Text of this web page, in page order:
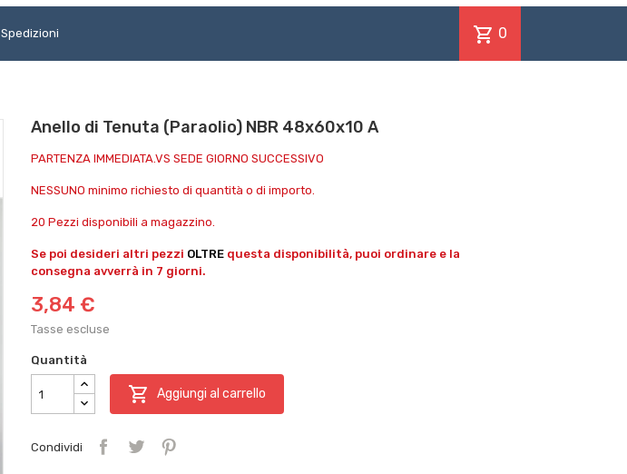
Spedizioni shopping_cart 0
Anello di Tenuta (Paraolio) NBR 48x60x10 A
PARTENZA IMMEDIATA.VS SEDE GIORNO SUCCESSIVO
NESSUNO minimo richiesto di quantità o di importo.
20 Pezzi disponibili a magazzino.
Se poi desideri altri pezzi OLTRE questa disponibilità, puoi ordinare e la
consegna avverrà in 7 giorni.
3,84 €
Tasse escluse
Quantità
 Aggiungi al carrello
Condividi